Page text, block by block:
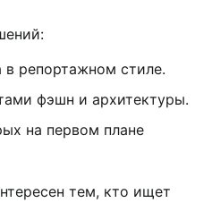
репортажном стиле.
фэшн и архитектуры.
на первом плане
тем, кто ищет